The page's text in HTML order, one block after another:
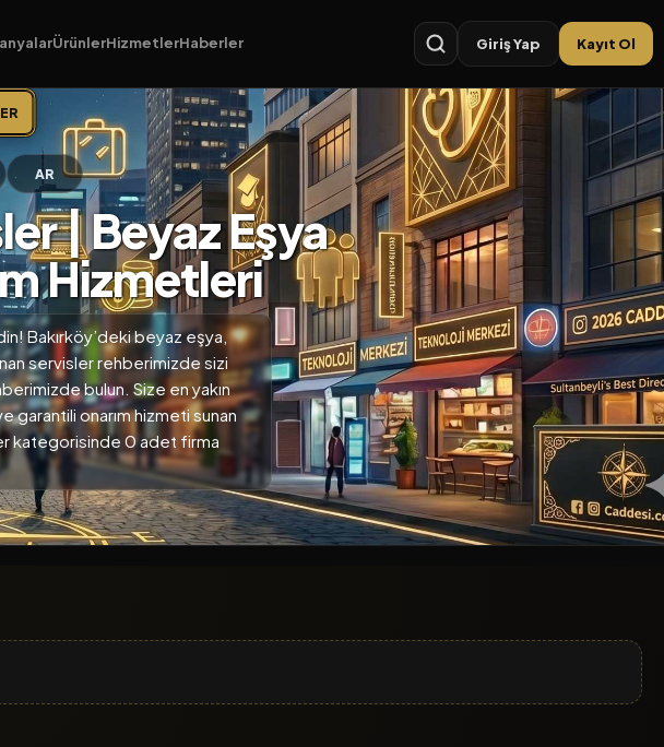
ÜrünlerHizmetlerHaberler Giriş Yap Kayıt Ol
AR
| Beyaz Eşya
Hizmetleri
Bakırköy’deki beyaz eşya,
servisler rehberimizde sizi
bulun. Size en yakın
garantili onarım hizmeti sunan
kategorisinde 0 adet firma